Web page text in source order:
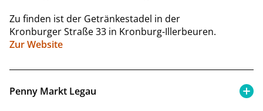
Zu finden ist der Getränkestadel in der
Kronburger Straße 33 in Kronburg-Illerbeuren.
Zur Website
Penny Markt Legau